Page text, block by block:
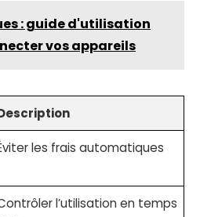
: guide d'utilisation
vos appareils
les frais automatiques
l’utilisation en temps